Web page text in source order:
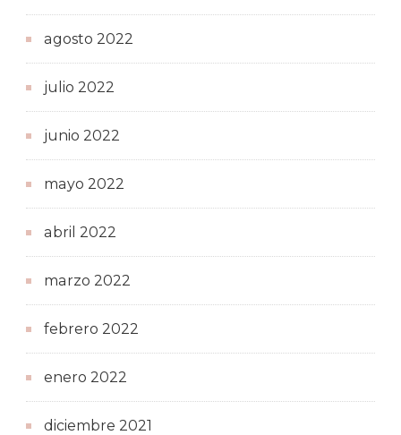
agosto 2022
julio 2022
junio 2022
mayo 2022
abril 2022
marzo 2022
febrero 2022
enero 2022
diciembre 2021